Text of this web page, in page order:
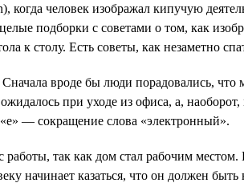
когда человек изображал кипучую
подборки с советами о том, как
к столу. Есть советы, как незаметно
вроде бы люди порадовались, что
при уходе из офиса, а,
«е» — сокращение слова «электронный».
так как дом стал рабочим
начинает казаться, что он должен